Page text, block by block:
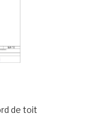
de toit